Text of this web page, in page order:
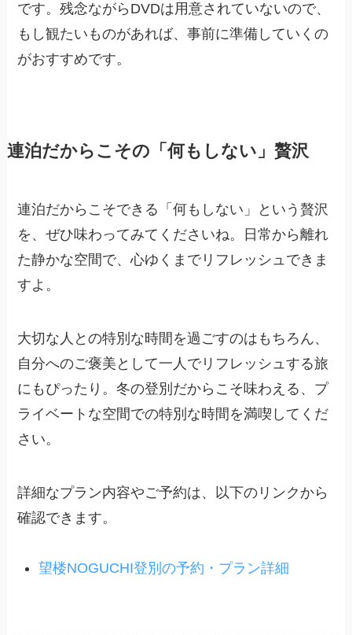
です。残念ながらDVDは用意されていないので、
もし観たいものがあれば、事前に準備していくの
がおすすめです。
連泊だからこその「何もしない」贅沢
連泊だからこそできる「何もしない」という贅沢
を、ぜひ味わってみてくださいね。日常から離れ
た静かな空間で、心ゆくまでリフレッシュできま
すよ。
大切な人との特別な時間を過ごすのはもちろん、
自分へのご褒美として一人でリフレッシュする旅
にもぴったり。冬の登別だからこそ味わえる、プ
ライベートな空間での特別な時間を満喫してくだ
さい。
詳細なプラン内容やご予約は、以下のリンクから
確認できます。
望楼NOGUCHI登別の予約・プラン詳細